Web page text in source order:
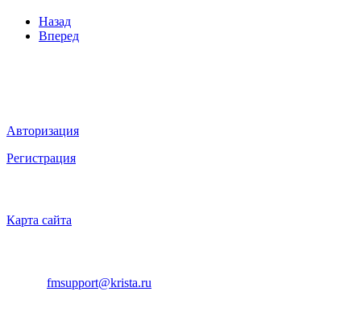
Назад
Вперед
Авторизация
Регистрация
Карта сайта
fmsupport@krista.ru